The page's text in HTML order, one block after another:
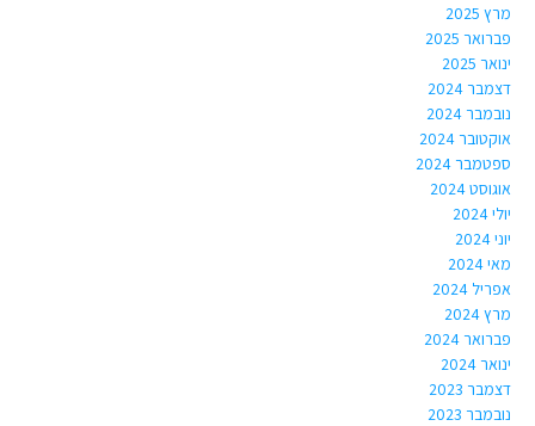
מרץ 2025
פברואר 2025
ינואר 2025
דצמבר 2024
נובמבר 2024
אוקטובר 2024
ספטמבר 2024
אוגוסט 2024
יולי 2024
יוני 2024
מאי 2024
אפריל 2024
מרץ 2024
פברואר 2024
ינואר 2024
דצמבר 2023
נובמבר 2023